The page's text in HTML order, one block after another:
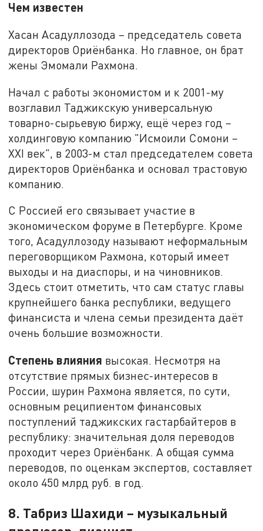
Чем известен
Хасан Асадуллозода – председатель совета
директоров Ориёнбанка. Но главное, он брат
жены Эмомали Рахмона.
Начал с работы экономистом и к 2001-му
возглавил Таджикскую универсальную
товарно-сырьевую биржу, ещё через год –
холдинговую компанию "Исмоили Сомони –
XXI век", в 2003-м стал председателем совета
директоров Ориёнбанка и основал трастовую
компанию.
С Россией его связывает участие в
экономическом форуме в Петербурге. Кроме
того, Асадуллозоду называют неформальным
переговорщиком Рахмона, который имеет
выходы и на диаспоры, и на чиновников.
Здесь стоит отметить, что сам статус главы
крупнейшего банка республики, ведущего
финансиста и члена семьи президента даёт
очень большие возможности.
Степень влияния высокая. Несмотря на
отсутствие прямых бизнес-интересов в
России, шурин Рахмона является, по сути,
основным реципиентом финансовых
поступлений таджикских гастарбайтеров в
республику: значительная доля переводов
проходит через Ориёнбанк. А общая сумма
переводов, по оценкам экспертов, составляет
около 450 млрд руб. в год.
8. Табриз Шахиди – музыкальный